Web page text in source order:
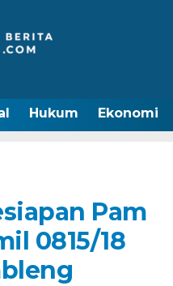
Hukum Ekonomi
Pam
0815/18